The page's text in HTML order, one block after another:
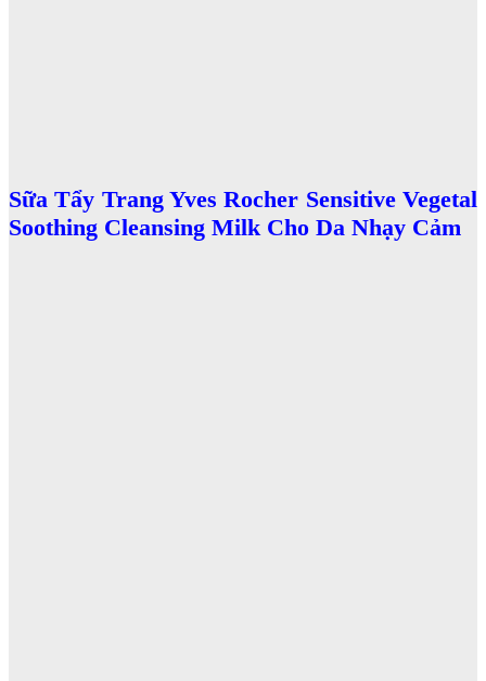
Sữa Tẩy Trang Yves Rocher Sensitive Vegetal
Soothing Cleansing Milk Cho Da Nhạy Cảm